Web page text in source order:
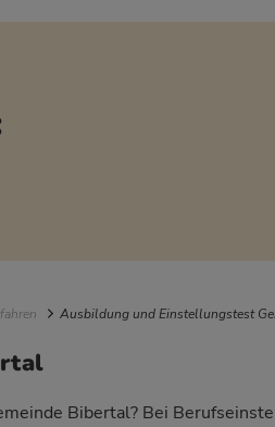
Ausbildung und Einstellungstest
Bibertal? Bei